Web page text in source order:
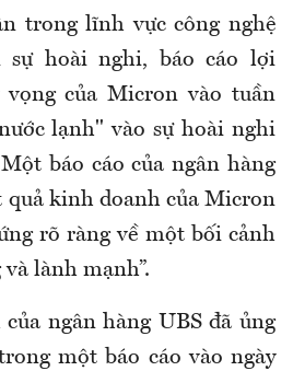
trong lĩnh vực công nghệ
sự hoài nghi, báo cáo lợi
của Micron vào tuần
lạnh" vào sự hoài nghi
báo cáo của ngân hàng
quả kinh doanh của Micron
rõ ràng về một bối cảnh
lành mạnh”.
ngân hàng UBS đã ủng
một báo cáo vào ngày